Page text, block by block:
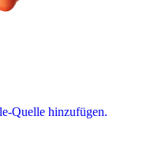
Quelle hinzufügen.